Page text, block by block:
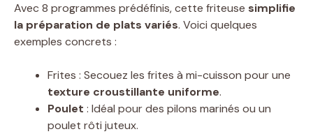
Avec 8 programmes prédéfinis, cette friteuse simplifie
la préparation de plats variés. Voici quelques
exemples concrets :
Frites : Secouez les frites à mi-cuisson pour une
texture croustillante uniforme.
Poulet : Idéal pour des pilons marinés ou un
poulet rôti juteux.